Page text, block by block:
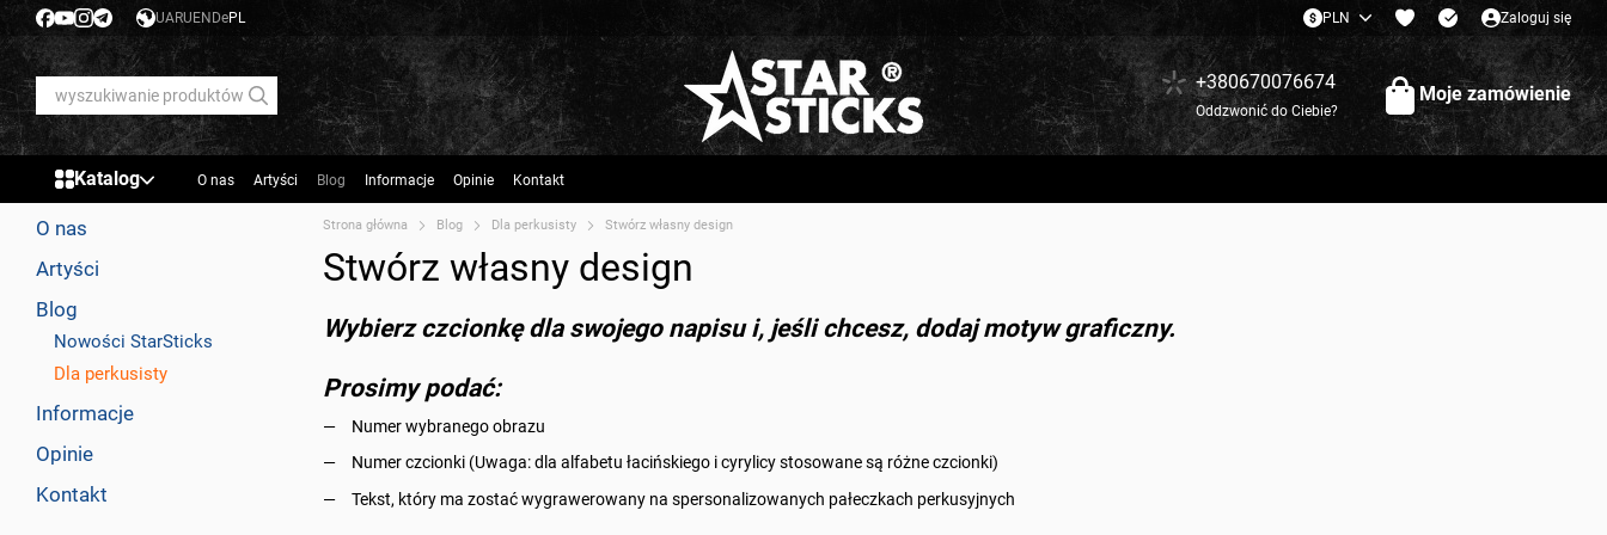
Przejdź do głównej treści
UARU EN DePL PLN Zaloguj się
+380670076674
Oddzwonić do Ciebie?
Moje zamówienie
Katalog O nas Artyści Blog Informacje Opinie Kontakt
Strona główna Blog Dla perkusisty Stwórz własny design
Stwórz własny design
Wybierz czcionkę dla swojego napisu i, jeśli chcesz, dodaj motyw graficzny.
Prosimy podać:
Numer wybranego obrazu
Numer czcionki (Uwaga: dla alfabetu łacińskiego i cyrylicy stosowane są różne czcionki)
Tekst, który ma zostać wygrawerowany na spersonalizowanych pałeczkach perkusyjnych
O nas
Artyści
Blog
Nowości StarSticks
Dla perkusisty
Informacje
Opinie
Kontakt